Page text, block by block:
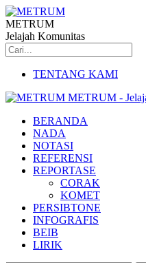
METRUM
Jelajah Komunitas
TENTANG KAMI
METRUM -
BERANDA
NADA
NOTASI
REFERENSI
REPORTASE
CORAK
KOMET
PERSIBTONE
INFOGRAFIS
BEIB
LIRIK